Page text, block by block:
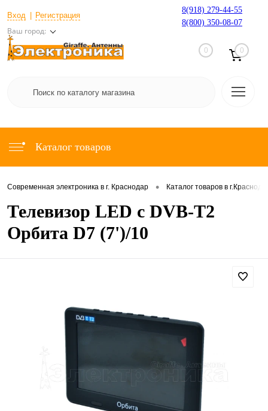
Вход Регистрация
Ваш город:
8(918) 279-44-55
8(800) 350-08-07
0 0
Каталог товаров
Современная электроника в г. Краснодар • Каталог товаров в
Телевизор LED с DVB-T2
Орбита D7 (7')/10